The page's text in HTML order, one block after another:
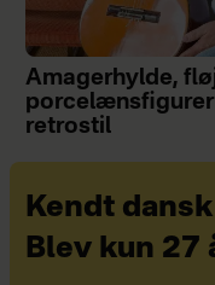
Amagerhylde,
retrostil
Kendt
Blev kun 27